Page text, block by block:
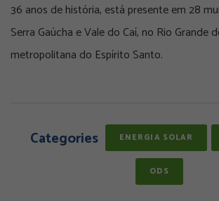
36 anos de história, está presente em 28
Serra Gaúcha e Vale do Caí, no Rio Grande
metropolitana do Espírito Santo.
Categories ENERGIA SOLAR
ODS